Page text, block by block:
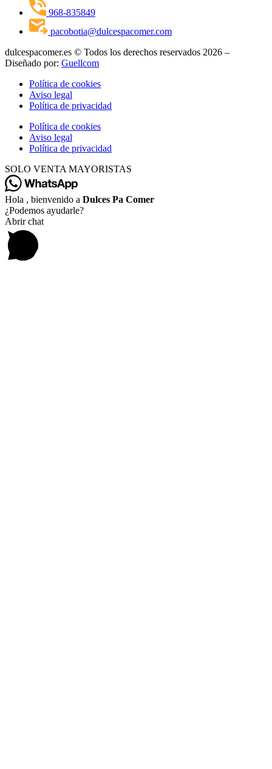
968-835849
pacobotia@dulcespacomer.com
dulcespacomer.es © Todos los derechos reservados 2026 –
Diseñado por: Guellcom
Política de cookies
Aviso legal
Política de privacidad
Política de cookies
Aviso legal
Política de privacidad
SOLO VENTA MAYORISTAS
Hola , bienvenido a Dulces Pa Comer
¿Podemos ayudarle?
Abrir chat